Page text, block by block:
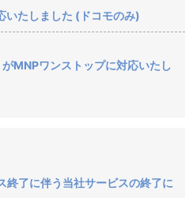
たしました (ドコモのみ)
MNPワンストップに対応いたし
終了に伴う当社サービスの終了に